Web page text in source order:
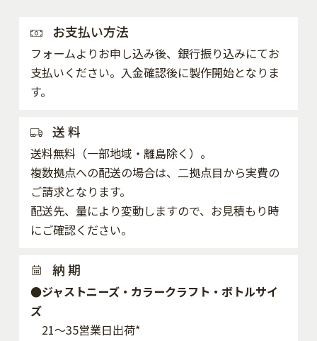
お支払い方法
フォームよりお申し込み後、銀行振り込みにてお
支払いください。入金確認後に製作開始となりま
す。
送 料
送料無料（一部地域・離島除く）。
複数拠点への配送の場合は、二拠点目から実費の
ご請求となります。
配送先、量により変動しますので、お見積もり時
にご確認ください。
納 期
●ジャストニーズ・カラークラフト・ボトルサイ
ズ
21～35営業日出荷*